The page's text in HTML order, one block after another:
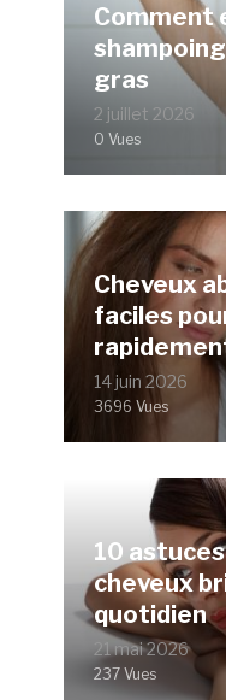
Comment
gras
2 juillet 2026
0 Vues
Cheveux
faciles
14 juin 2026
3696 Vues
10
cheveux
quotidien
21 mai 2026
237 Vues